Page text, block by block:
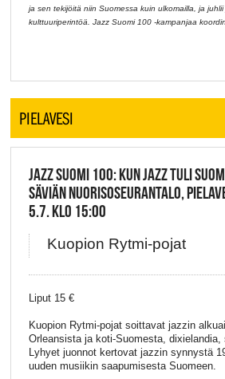
ja sen tekijöitä niin Suomessa kuin ulkomailla, ja
kulttuuriperintöä. Jazz Suomi 100 -kampanjaa
PIELAVESI
JAZZ SUOMI 100: KUN JAZZ TULI
SÄVIÄN NUORISOSEURANTALO,
5.7. KLO 15:00
Kuopion Rytmi-pojat
Liput 15 €
Kuopion Rytmi-pojat soittavat jazzin
Orleansista ja koti-Suomesta, dixielandia,
Lyhyet juonnot kertovat jazzin synnystä
uuden musiikin saapumisesta Suomeen.